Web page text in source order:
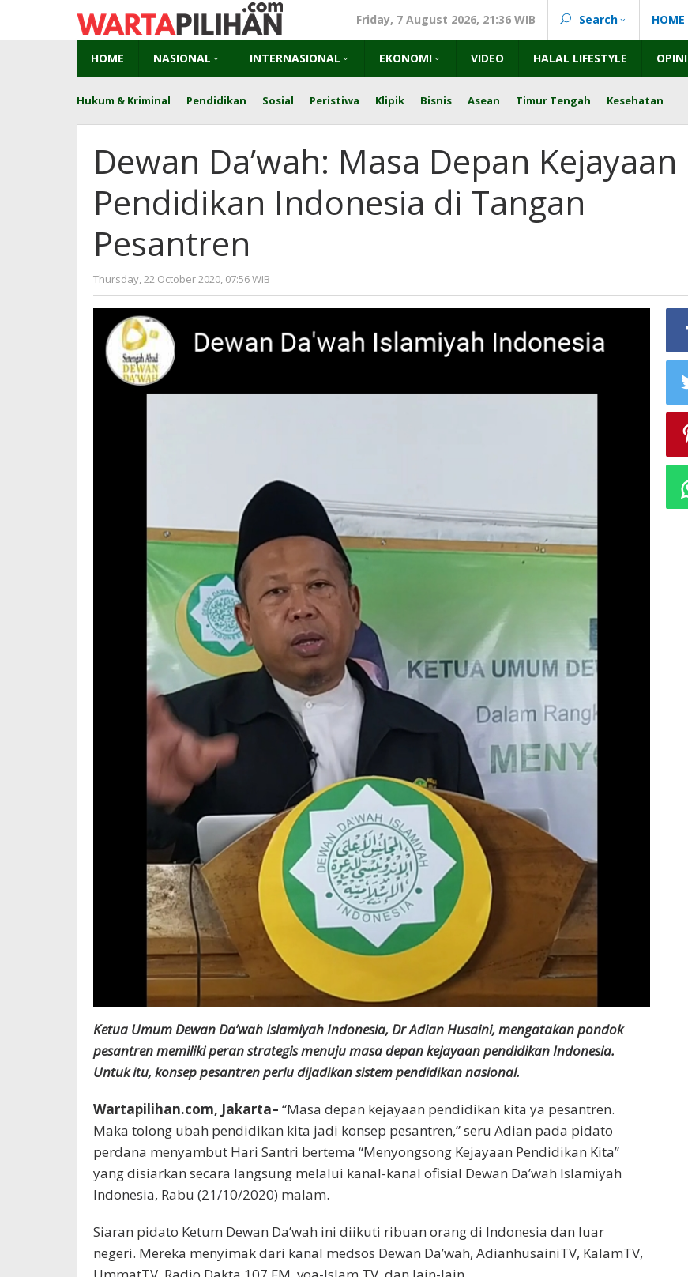
content
Friday, 7 August 2026, 21:36 WIB Search HOME
HOME NASIONAL INTERNASIONAL EKONOMI VIDEO HALAL LIFESTYLE OPINI
Hukum & Kriminal Pendidikan Sosial Peristiwa Klipik Bisnis Asean Timur Tengah Kesehatan
Dewan Da’wah: Masa Depan Kejayaan
Pendidikan Indonesia di Tangan
Pesantren
Thursday, 22 October 2020, 07:56 WIB
Adi
Prawiranegara
Ketua Umum Dewan Da’wah Islamiyah Indonesia, Dr Adian Husaini, mengatakan pondok
pesantren memiliki peran strategis menuju masa depan kejayaan pendidikan Indonesia.
Untuk itu, konsep pesantren perlu dijadikan sistem pendidikan nasional.
Wartapilihan.com, Jakarta– “Masa depan kejayaan pendidikan kita ya pesantren.
Maka tolong ubah pendidikan kita jadi konsep pesantren,” seru Adian pada pidato
perdana menyambut Hari Santri bertema “Menyongsong Kejayaan Pendidikan Kita”
yang disiarkan secara langsung melalui kanal-kanal ofisial Dewan Da’wah Islamiyah
Indonesia, Rabu (21/10/2020) malam.
Siaran pidato Ketum Dewan Da’wah ini diikuti ribuan orang di Indonesia dan luar
negeri. Mereka menyimak dari kanal medsos Dewan Da’wah, AdianhusainiTV, KalamTV,